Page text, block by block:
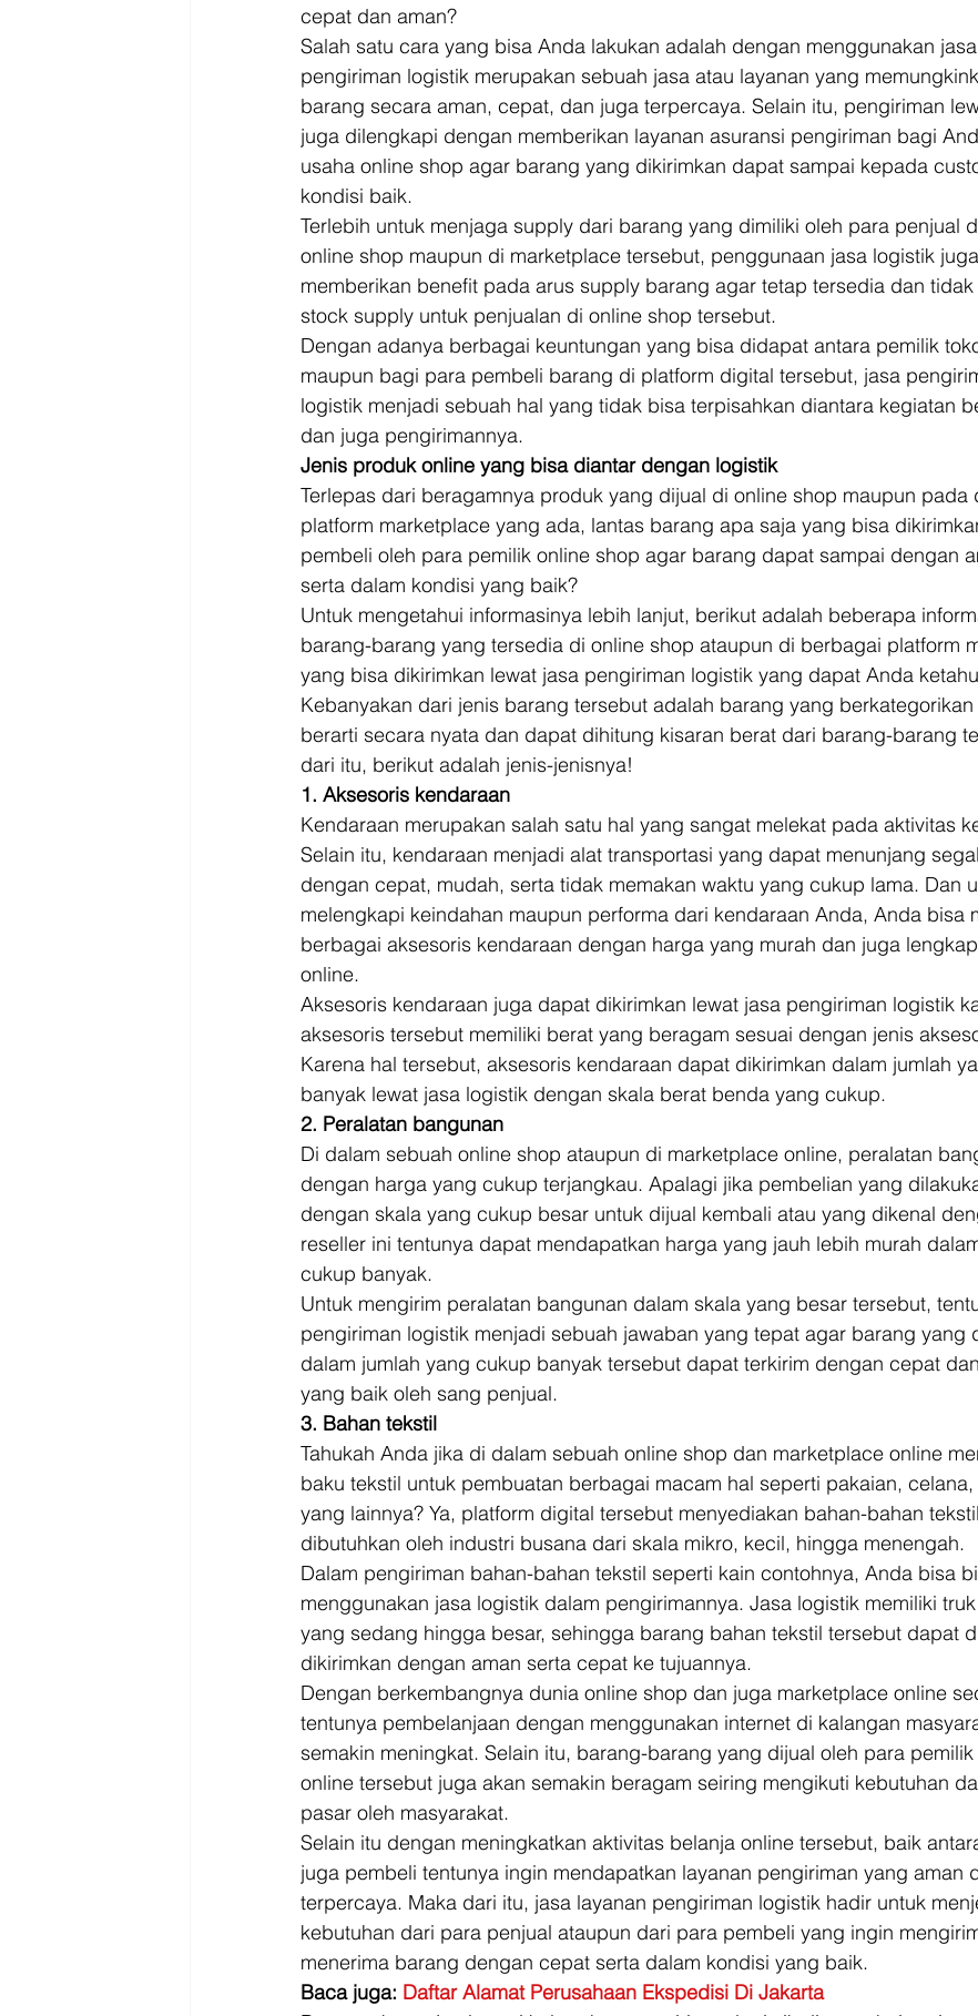
cepat dan aman?
Salah satu cara yang bisa Anda lakukan adalah dengan menggunakan
pengiriman logistik merupakan sebuah jasa atau layanan yang
barang secara aman, cepat, dan juga terpercaya. Selain itu, pengiriman
juga dilengkapi dengan memberikan layanan asuransi pengiriman bagi
usaha online shop agar barang yang dikirimkan dapat sampai kepada
kondisi baik.
Terlebih untuk menjaga supply dari barang yang dimiliki oleh para penjual
online shop maupun di marketplace tersebut, penggunaan jasa logistik
memberikan benefit pada arus supply barang agar tetap tersedia dan
stock supply untuk penjualan di online shop tersebut.
Dengan adanya berbagai keuntungan yang bisa didapat antara pemilik
maupun bagi para pembeli barang di platform digital tersebut, jasa
logistik menjadi sebuah hal yang tidak bisa terpisahkan diantara kegiatan
dan juga pengirimannya.
Jenis produk online yang bisa diantar dengan logistik
Terlepas dari beragamnya produk yang dijual di online shop maupun pada
platform marketplace yang ada, lantas barang apa saja yang bisa
pembeli oleh para pemilik online shop agar barang dapat sampai dengan
serta dalam kondisi yang baik?
Untuk mengetahui informasinya lebih lanjut, berikut adalah beberapa
barang-barang yang tersedia di online shop ataupun di berbagai platform
yang bisa dikirimkan lewat jasa pengiriman logistik yang dapat Anda
Kebanyakan dari jenis barang tersebut adalah barang yang
berarti secara nyata dan dapat dihitung kisaran berat dari barang-barang
dari itu, berikut adalah jenis-jenisnya!
1. Aksesoris kendaraan
Kendaraan merupakan salah satu hal yang sangat melekat pada aktivitas
Selain itu, kendaraan menjadi alat transportasi yang dapat menunjang
dengan cepat, mudah, serta tidak memakan waktu yang cukup lama. Dan
melengkapi keindahan maupun performa dari kendaraan Anda, Anda bisa
berbagai aksesoris kendaraan dengan harga yang murah dan juga
online.
Aksesoris kendaraan juga dapat dikirimkan lewat jasa pengiriman logistik
aksesoris tersebut memiliki berat yang beragam sesuai dengan jenis
Karena hal tersebut, aksesoris kendaraan dapat dikirimkan dalam jumlah
banyak lewat jasa logistik dengan skala berat benda yang cukup.
2. Peralatan bangunan
Di dalam sebuah online shop ataupun di marketplace online, peralatan
dengan harga yang cukup terjangkau. Apalagi jika pembelian yang
dengan skala yang cukup besar untuk dijual kembali atau yang dikenal
reseller ini tentunya dapat mendapatkan harga yang jauh lebih murah
cukup banyak.
Untuk mengirim peralatan bangunan dalam skala yang besar tersebut,
pengiriman logistik menjadi sebuah jawaban yang tepat agar barang yang
dalam jumlah yang cukup banyak tersebut dapat terkirim dengan cepat
yang baik oleh sang penjual.
3. Bahan tekstil
Tahukah Anda jika di dalam sebuah online shop dan marketplace online
baku tekstil untuk pembuatan berbagai macam hal seperti pakaian,
yang lainnya? Ya, platform digital tersebut menyediakan bahan-bahan
dibutuhkan oleh industri busana dari skala mikro, kecil, hingga menengah.
Dalam pengiriman bahan-bahan tekstil seperti kain contohnya, Anda bisa
menggunakan jasa logistik dalam pengirimannya. Jasa logistik memiliki
yang sedang hingga besar, sehingga barang bahan tekstil tersebut dapat
dikirimkan dengan aman serta cepat ke tujuannya.
Dengan berkembangnya dunia online shop dan juga marketplace online
tentunya pembelanjaan dengan menggunakan internet di kalangan
semakin meningkat. Selain itu, barang-barang yang dijual oleh para
online tersebut juga akan semakin beragam seiring mengikuti kebutuhan
pasar oleh masyarakat.
Selain itu dengan meningkatkan aktivitas belanja online tersebut, baik
juga pembeli tentunya ingin mendapatkan layanan pengiriman yang aman
terpercaya. Maka dari itu, jasa layanan pengiriman logistik hadir untuk
kebutuhan dari para penjual ataupun dari para pembeli yang ingin
menerima barang dengan cepat serta dalam kondisi yang baik.
Baca juga: Daftar Alamat Perusahaan Ekspedisi Di Jakarta